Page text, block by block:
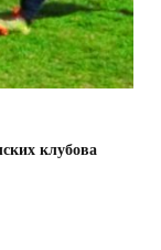
клубова